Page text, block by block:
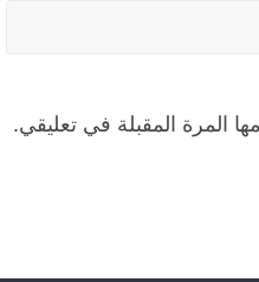
المرة المقبلة في تعليقي.